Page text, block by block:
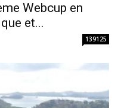
Webcup en
et...
139125